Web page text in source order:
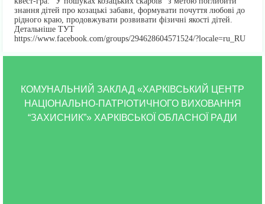
знання дітей про козацькі забави, формувати почуття любові до
рідного краю, продовжувати розвивати фізичні якості дітей.
Детальніше ТУТ
https://www.facebook.com/groups/294628604571524/?locale=ru_RU
КОМУНАЛЬНИЙ ЗАКЛАД «ХАРКІВСЬКИЙ ЦЕНТР
НАЦІОНАЛЬНО-ПАТРІОТИЧНОГО ВИХОВАННЯ
“ЗАХИСНИК”» ХАРКІВСЬКОЇ ОБЛАСНОЇ РАДИ